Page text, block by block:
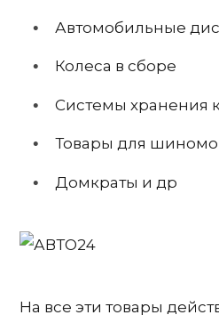
Автомобильные
Колеса в сборе
Системы хранения
Товары для
Домкраты и др
На все эти товары